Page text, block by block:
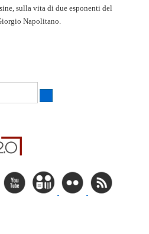
sulla vita di due esponenti del
Napolitano.